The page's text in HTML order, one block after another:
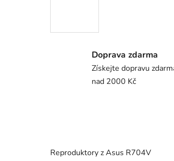
Doprava zdarma
Získejte dopravu
nad 2000 Kč
Reproduktory z Asus R704V